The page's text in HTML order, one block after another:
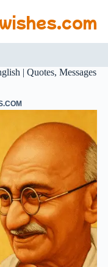
| Quotes, Messages